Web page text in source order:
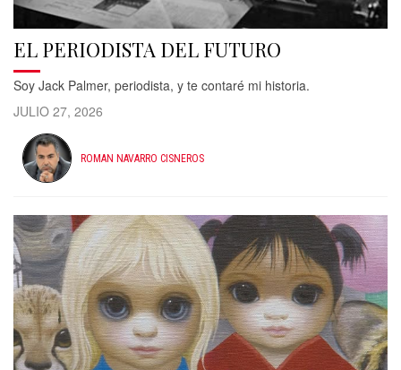
EL PERIODISTA DEL FUTURO
Soy Jack Palmer, periodista, y te contaré mi historia.
JULIO 27, 2026
ROMAN NAVARRO CISNEROS